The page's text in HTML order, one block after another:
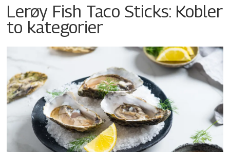
Lerøy Fish Taco Sticks: Kobler
to kategorier